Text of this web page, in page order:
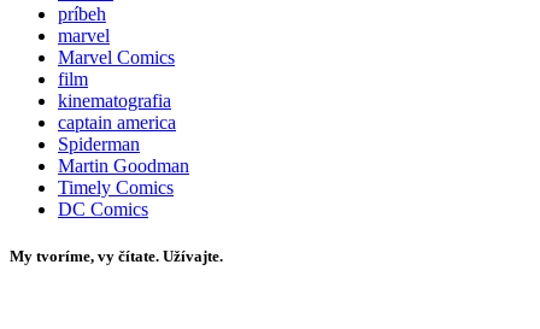
príbeh
marvel
Marvel Comics
film
kinematografia
captain america
Spiderman
Martin Goodman
Timely Comics
DC Comics
My tvoríme, vy čítate. Užívajte.